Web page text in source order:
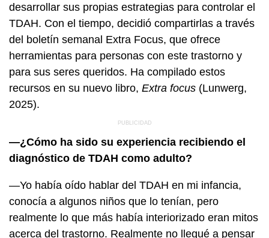
desarrollar sus propias estrategias para controlar el
TDAH. Con el tiempo, decidió compartirlas a través
del boletín semanal Extra Focus, que ofrece
herramientas para personas con este trastorno y
para sus seres queridos. Ha compilado estos
recursos en su nuevo libro, Extra focus (Lunwerg,
2025).
—¿Cómo ha sido su experiencia recibiendo el
diagnóstico de TDAH como adulto?
—Yo había oído hablar del TDAH en mi infancia,
conocía a algunos niños que lo tenían, pero
realmente lo que más había interiorizado eran mitos
acerca del trastorno. Realmente no llegué a pensar